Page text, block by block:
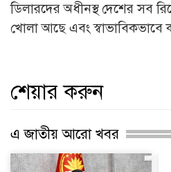
ডিলারদের অধীনস্থ দেশের সব
খোলা আছে এবং স্বাভাবিকভাবে
শেয়ার করুন
এ জাতীয় আরো খবর